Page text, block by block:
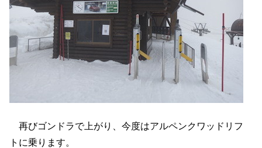
再びゴンドラで上がり、今度はアルペンクワッドリフ
トに乗ります。